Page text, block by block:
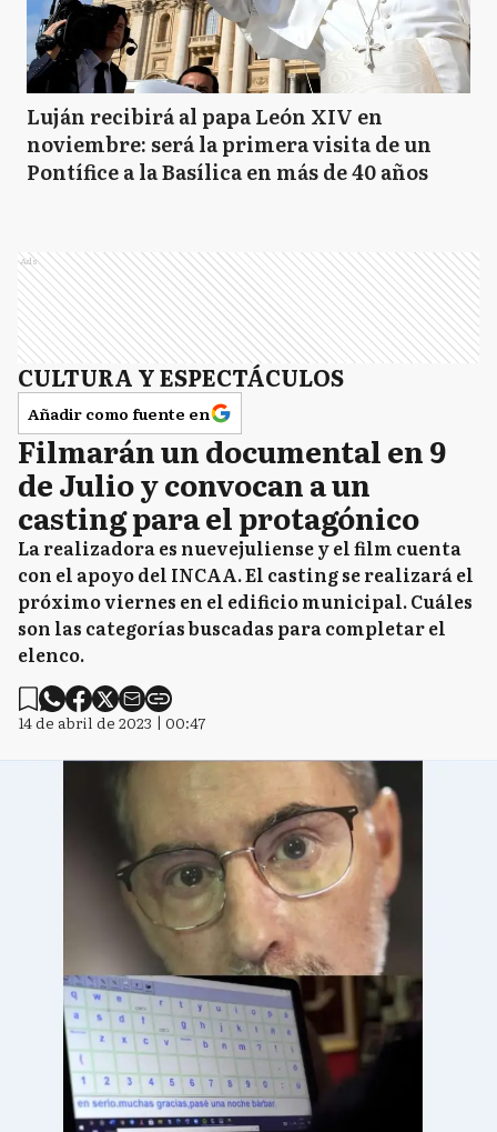
Luján recibirá al papa León XIV en
noviembre: será la primera visita de un
Pontífice a la Basílica en más de 40 años
Ads
CULTURA Y ESPECTÁCULOS
Añadir como fuente en
Filmarán un documental en 9
de Julio y convocan a un
casting para el protagónico
La realizadora es nuevejuliense y el film cuenta
con el apoyo del INCAA. El casting se realizará el
próximo viernes en el edificio municipal. Cuáles
son las categorías buscadas para completar el
elenco.
14 de abril de 2023 | 00:47